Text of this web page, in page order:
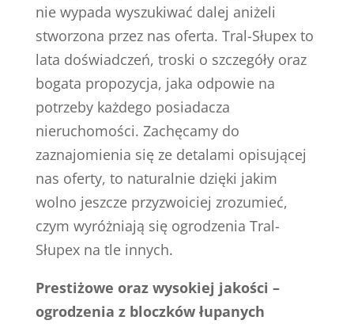
nie wypada wyszukiwać dalej aniżeli
stworzona przez nas oferta. Tral-Słupex to
lata doświadczeń, troski o szczegóły oraz
bogata propozycja, jaka odpowie na
potrzeby każdego posiadacza
nieruchomości. Zachęcamy do
zaznajomienia się ze detalami opisującej
nas oferty, to naturalnie dzięki jakim
wolno jeszcze przyzwoiciej zrozumieć,
czym wyróżniają się ogrodzenia Tral-
Słupex na tle innych.
Prestiżowe oraz wysokiej jakości –
ogrodzenia z bloczków łupanych